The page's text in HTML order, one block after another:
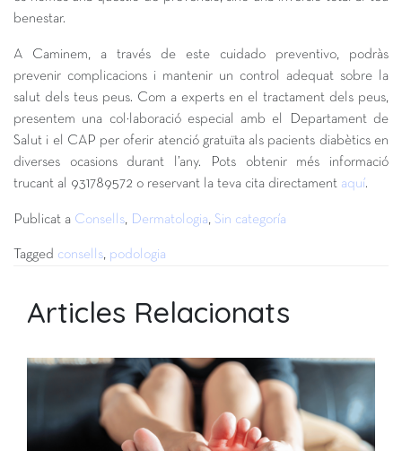
benestar.
A Caminem, a través de este cuidado preventivo, podràs
prevenir complicacions i mantenir un control adequat sobre la
salut dels teus peus. Com a experts en el tractament dels peus,
presentem una col·laboració especial amb el Departament de
Salut i el CAP per oferir atenció gratuïta als pacients diabètics en
diverses ocasions durant l’any. Pots obtenir més informació
trucant al 931789572 o reservant la teva cita directament aquí.
Publicat a Consells Dermatologia Sin categoría
Tagged consells podologia
Articles Relacionats